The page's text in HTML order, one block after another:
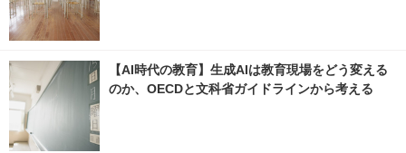
【AI時代の教育】生成AIは教育現場をどう変える
のか、OECDと文科省ガイドラインから考える